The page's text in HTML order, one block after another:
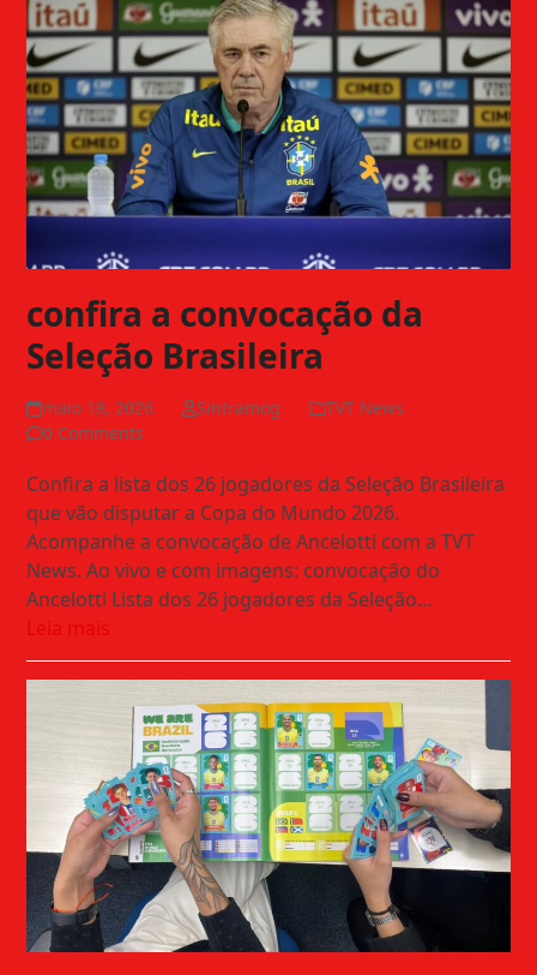
confira a convocação da
Seleção Brasileira
maio 18, 2026 Sintramog
TVT News
0 Comments
Confira a lista dos 26 jogadores da Seleção Brasileira
que vão disputar a Copa do Mundo 2026.
Acompanhe a convocação de Ancelotti com a TVT
News. Ao vivo e com imagens: convocação do
Ancelotti Lista dos 26 jogadores da Seleção…
Leia mais